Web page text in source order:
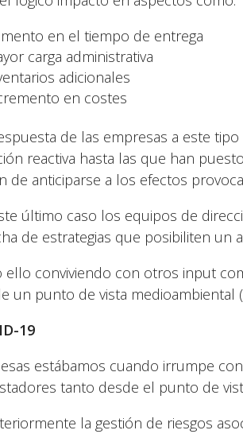
en el tiempo de entrega
carga administrativa
adicionales
en costes
de las empresas a este
reactiva hasta las que han
de anticiparse a los efectos
último caso los equipos de
de estrategias que posibiliten un
ello conviviendo con otros input
un punto de vista
19
estábamos cuando irrumpe
tanto desde el punto de
la gestión de riesgos